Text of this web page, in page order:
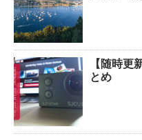
【随時更
とめ